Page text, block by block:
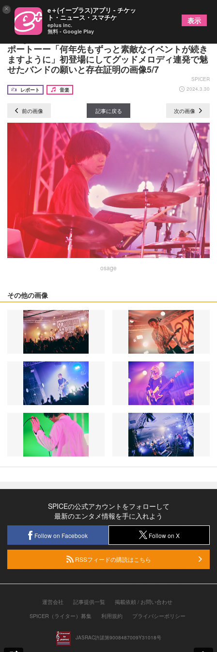
osage『EIGHT BALL FESTIVAL 2024』ライブレ
ポートーー「何年先もずっと素敵なイベントが続き
ますように」初登場にしてグッドメロディ連発で魅
せたバンドの願いと存在証明の画像5/7
SPICER
レポート
音楽 2024.3.30
前の画像 記事に戻る 次の画像
osage
その他の画像
SPICEの公式アカウントをフォローして
最新のエンタメ情報を手に入れよう
Follow on Facebook Follow on X
RSSフィードの購読はこちら
運営会社 記事提供一覧
掲載依頼 / お問い合わせ
SPICER（ライター）募集
利用規約 プライバシーポリシー
JASRAC許諾第9008487009Y31018号
× e＋(イープラス)アプリ - チケッ
ト・ニュース・スマチケ
eplus inc.
無料 - Google Play
表示